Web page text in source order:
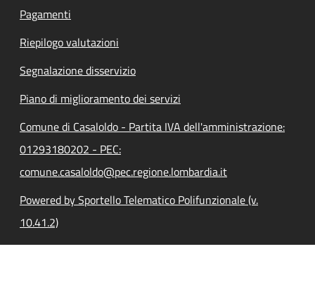
Pagamenti
Riepilogo valutazioni
Segnalazione disservizio
Piano di miglioramento dei servizi
Comune di Casaloldo - Partita IVA dell'amministrazione:
01293180202 - PEC:
comune.casaloldo@pec.regione.lombardia.it
Powered by Sportello Telematico Polifunzionale (v.
10.41.2)